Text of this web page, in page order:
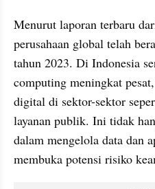
Menurut laporan terbaru
perusahaan global telah
tahun 2023. Di Indonesia
computing meningkat
digital di sektor-sektor
layanan publik. Ini tidak
dalam mengelola data dan
membuka potensi risiko